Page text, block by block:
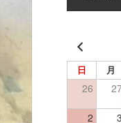
日 月
26
2 3